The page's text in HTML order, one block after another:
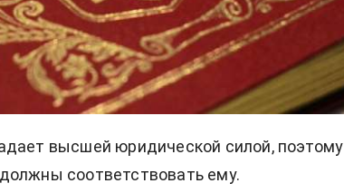
высшей юридической силой, поэтому
соответствовать ему.